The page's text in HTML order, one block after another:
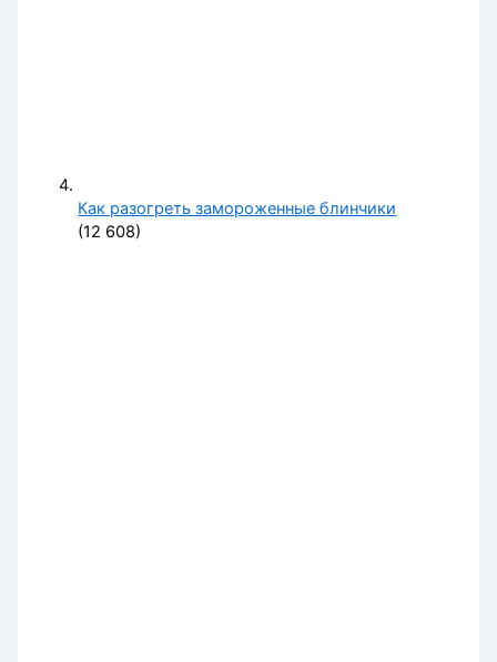
Как разогреть замороженные блинчики
(12 608)